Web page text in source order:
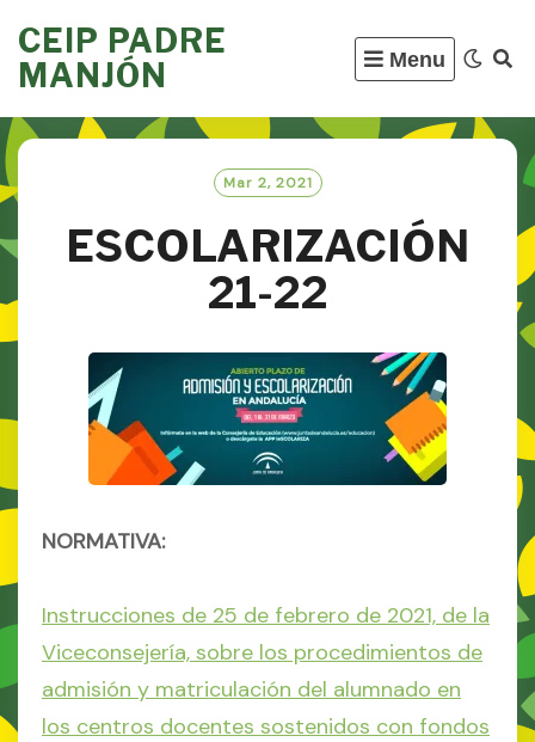
to
content
CEIP PADRE
MANJÓN
Menu
Mar 2, 2021
ESCOLARIZACIÓN
21-22
NORMATIVA:
Instrucciones de 25 de febrero de 2021, de la
Viceconsejería, sobre los procedimientos de
admisión y matriculación del alumnado en
los centros docentes sostenidos con fondos